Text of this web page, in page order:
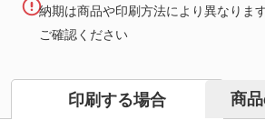
納期は商品や印刷方法により異なりま
ご確認ください
印刷する場合 商